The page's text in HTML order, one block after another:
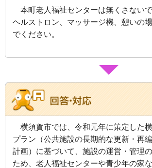
本町老人福祉センターは無くさないで
ヘルストロン、マッサージ機、憩いの
でください。
横須賀市では、令和元年に策定した
プラン（公共施設の長期的な更新・再
計画）に基づいて、施設の運営・管理
ため、老人福祉センターや青少年の家な